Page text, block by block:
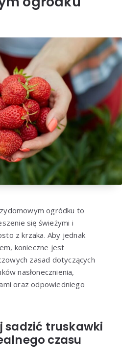
ogródku to
się świeżymi i
z krzaka. Aby jednak
konieczne jest
zasad dotyczących
nasłonecznienia,
oraz odpowiedniego
sadzić truskawki
czasu